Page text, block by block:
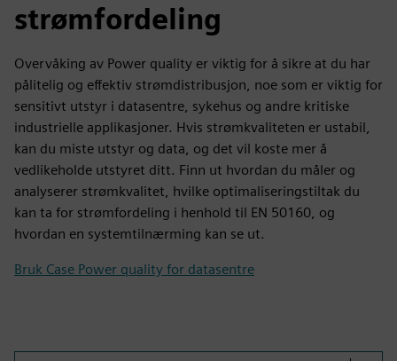
strømfordeling
Overvåking av Power quality er viktig for å sikre at du har
pålitelig og effektiv strømdistribusjon, noe som er viktig for
sensitivt utstyr i datasentre, sykehus og andre kritiske
industrielle applikasjoner. Hvis strømkvaliteten er ustabil,
kan du miste utstyr og data, og det vil koste mer å
vedlikeholde utstyret ditt. Finn ut hvordan du måler og
analyserer strømkvalitet, hvilke optimaliseringstiltak du
kan ta for strømfordeling i henhold til EN 50160, og
hvordan en systemtilnærming kan se ut.
Bruk Case Power quality for datasentre